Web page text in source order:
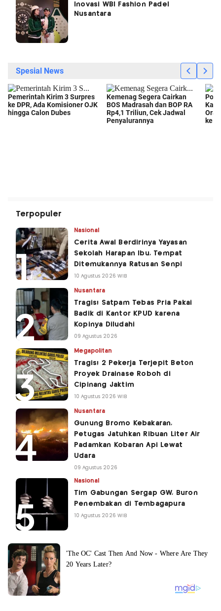
Inovasi WBI Fashion Padel
Nusantara
Terpopuler
Nasional
Cerita Awal Berdirinya Yayasan
Sekolah Harapan Ibu, Tempat
Ditemukannya Ratusan Senpi
10 Agustus 2026 WIB
Nusantara
Tragis! Satpam Tebas Pria Pakai
Badik di Kantor KPUD karena
Kopinya Diludahi
09 Agustus 2026
Megapolitan
Tragis! 2 Pekerja Terjepit Beton
Proyek Drainase Roboh di
Cipinang Jaktim
10 Agustus 2026 WIB
Nusantara
Gunung Bromo Kebakaran,
Petugas Jatuhkan Ribuan Liter Air
Padamkan Kobaran Api Lewat
Udara
09 Agustus 2026
Nasional
Tim Gabungan Sergap GW, Buron
Penembakan di Tembagapura
10 Agustus 2026 WIB